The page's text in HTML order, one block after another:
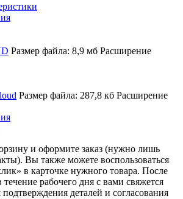
Размер файла: 8,9 мб Расширение
Размер файла: 287,8 кб Расширение
и оформите заказ (нужно лишь
Вы также можете воспользоваться
в карточке нужного товара. После
рабочего дня с вами свяжется
деталей и согласования